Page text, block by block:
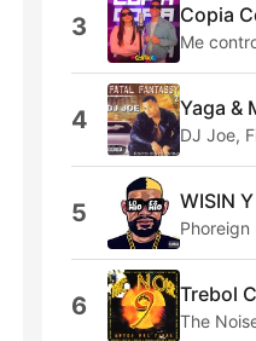
3 Copia
Me
4 Yaga &
DJ Joe,
5 WISIN
Phoreign
6 Trebol
The